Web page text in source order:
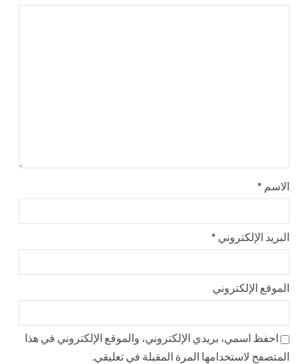
الاسم *
البريد الإلكتروني *
الموقع الإلكتروني
احفظ اسمي، بريدي الإلكتروني، والموقع الإلكتروني في هذا
المتصفح لاستخدامها المرة المقبلة في تعليقي.